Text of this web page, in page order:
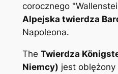
corocznego
Alpejska twierdza
Napoleona.
The Twierdza
Niemcy) jest